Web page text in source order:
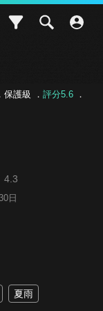
保護級 ． 評分5.6．
4.3
日
夏雨